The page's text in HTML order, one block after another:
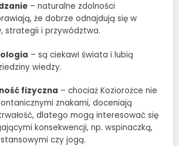
– naturalne zdolności
że dobrze odnajdują się w
strategii i przywództwa.
– są ciekawi świata i lubią
wiedzy.
fizyczna – chociaż Koziorożce nie
znakami, doceniają
dlatego mogą interesować się
konsekwencji, np. wspinaczką,
czy jogą.